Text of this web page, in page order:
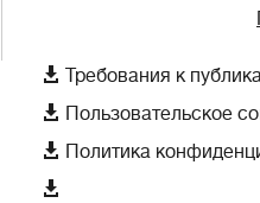
 Требования к
 Пользовательское
 Политика
